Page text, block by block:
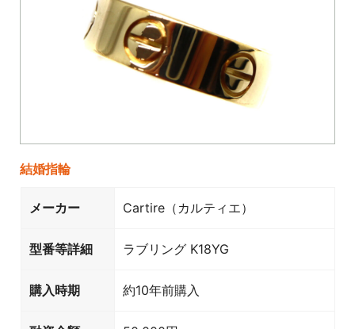
結婚指輪
メーカー Cartire（カルティエ）
型番等詳細 ラブリング K18YG
購入時期 約10年前購入